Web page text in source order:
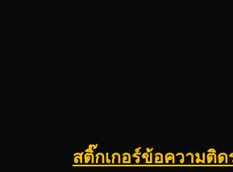
สติ๊กเกอร์ข้อความติด